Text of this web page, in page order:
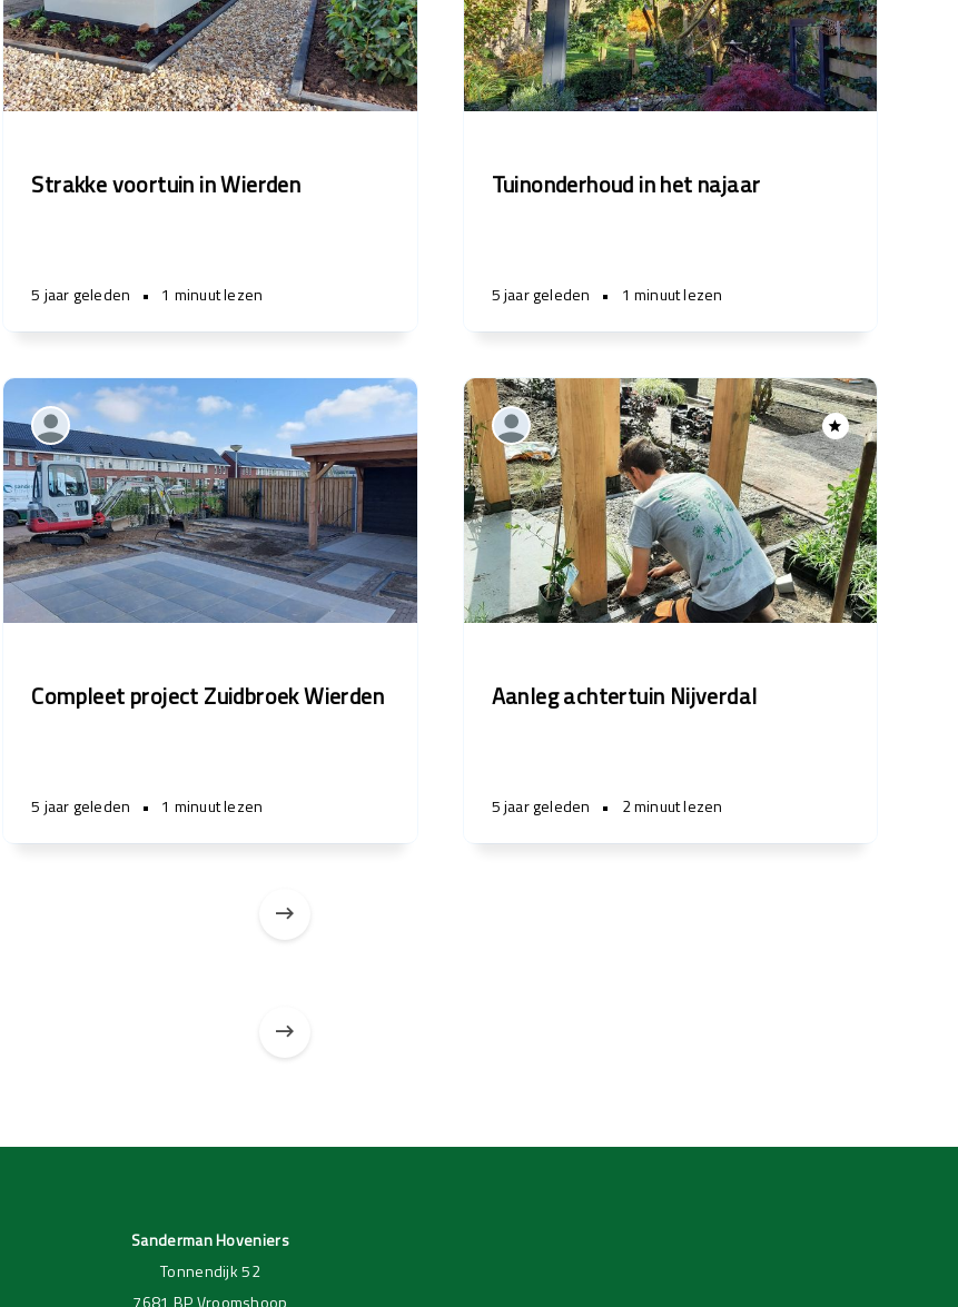
Strakke voortuin in Wierden
5 jaar geleden • 1 minuut lezen
Tuinonderhoud in het najaar
5 jaar geleden • 1 minuut lezen
Compleet project Zuidbroek Wierden
5 jaar geleden • 1 minuut lezen
Aanleg achtertuin Nijverdal
5 jaar geleden • 2 minuut lezen
Sanderman Hoveniers
Tonnendijk 52
7681 BP Vroomshoop